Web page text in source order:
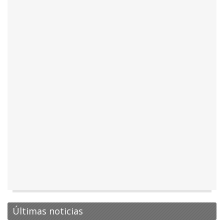
Últimas noticias